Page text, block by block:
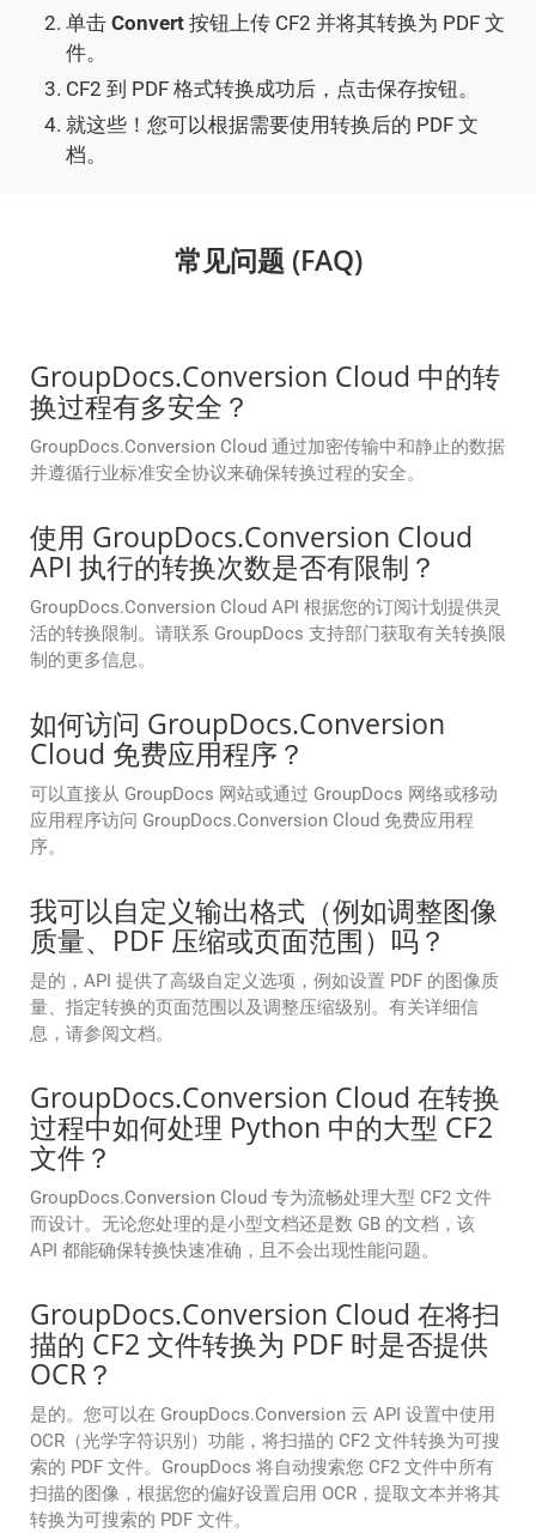
单击 Convert 按钮上传 CF2 并将其转换为 PDF 文
件。
CF2 到 PDF 格式转换成功后，点击保存按钮。
就这些！您可以根据需要使用转换后的 PDF 文
档。
常见问题 (FAQ)
GroupDocs.Conversion Cloud 中的转
换过程有多安全？
GroupDocs.Conversion Cloud 通过加密传输中和静止的数据
并遵循行业标准安全协议来确保转换过程的安全。
使用 GroupDocs.Conversion Cloud
API 执行的转换次数是否有限制？
GroupDocs.Conversion Cloud API 根据您的订阅计划提供灵
活的转换限制。请联系 GroupDocs 支持部门获取有关转换限
制的更多信息。
如何访问 GroupDocs.Conversion
Cloud 免费应用程序？
可以直接从 GroupDocs 网站或通过 GroupDocs 网络或移动
应用程序访问 GroupDocs.Conversion Cloud 免费应用程
序。
我可以自定义输出格式（例如调整图像
质量、PDF 压缩或页面范围）吗？
是的，API 提供了高级自定义选项，例如设置 PDF 的图像质
量、指定转换的页面范围以及调整压缩级别。有关详细信
息，请参阅文档。
GroupDocs.Conversion Cloud 在转换
过程中如何处理 Python 中的大型 CF2
文件？
GroupDocs.Conversion Cloud 专为流畅处理大型 CF2 文件
而设计。无论您处理的是小型文档还是数 GB 的文档，该
API 都能确保转换快速准确，且不会出现性能问题。
GroupDocs.Conversion Cloud 在将扫
描的 CF2 文件转换为 PDF 时是否提供
OCR？
是的。您可以在 GroupDocs.Conversion 云 API 设置中使用
OCR（光学字符识别）功能，将扫描的 CF2 文件转换为可搜
索的 PDF 文件。GroupDocs 将自动搜索您 CF2 文件中所有
扫描的图像，根据您的偏好设置启用 OCR，提取文本并将其
转换为可搜索的 PDF 文件。